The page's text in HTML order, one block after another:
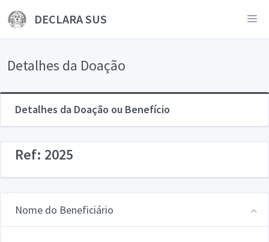
DECLARA SUS
Detalhes da Doação
Detalhes da Doação ou Benefício
Ref: 2025
Nome do Beneficiário